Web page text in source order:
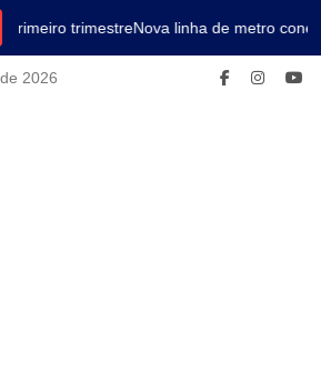
primeiro trimestreNova linha de metro
2026